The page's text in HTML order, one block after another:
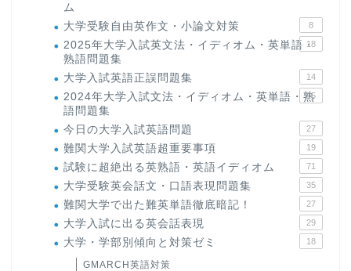
ム
大学受験自由英作文・小論文対策 8
2025年大学入試英文法・イディオム・英単語・
熟語問題集
18
大学入試英語正誤問題集 14
2024年大学入試文法・イディオム・英単語・熟
語問題集
15
今日の大学入試英語問題 27
難関大学入試英語超重要事項 19
試験に超絶出る英熟語・英語イディオム 71
大学受験英会話文・口語表現問題集 35
難関大学で出た難英単語徹底暗記！ 27
大学入試に出る英会話表現 29
大学・学部別傾向と対策ゼミ 18
GMARCH英語対策